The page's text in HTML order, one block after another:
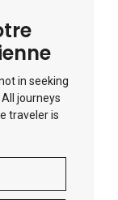
in seeking
journeys
traveler is